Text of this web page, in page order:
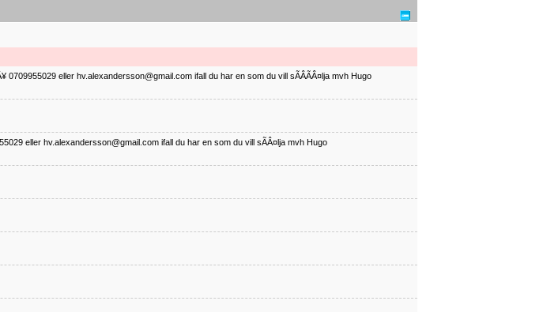
0709955029 eller hv.alexandersson@gmail.com ifall du har en som du vill sÃÂÃÂ¤lja mvh Hugo
eller hv.alexandersson@gmail.com ifall du har en som du vill sÃÂ¤lja mvh Hugo